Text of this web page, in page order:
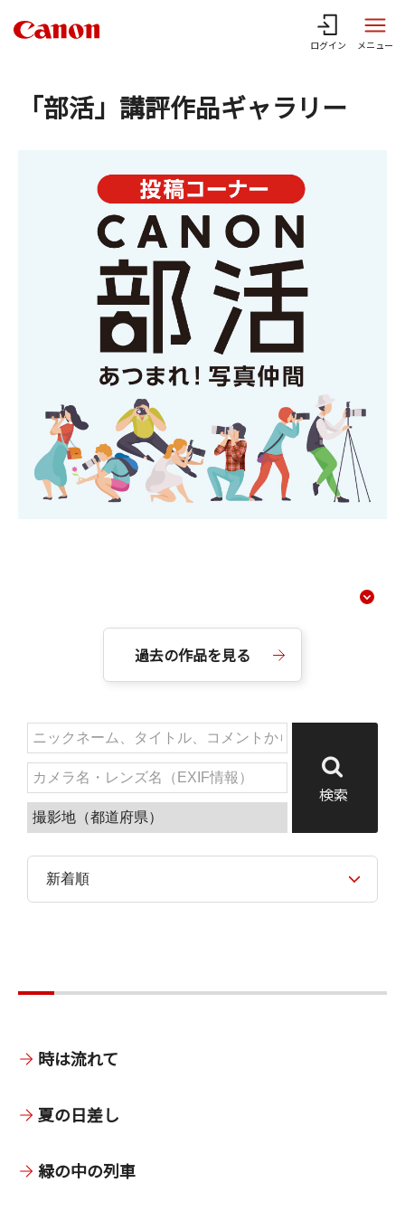
ログイン メニュー
「部活」講評作品ギャラリー
過去の作品を見る
検索
時は流れて
夏の日差し
緑の中の列車